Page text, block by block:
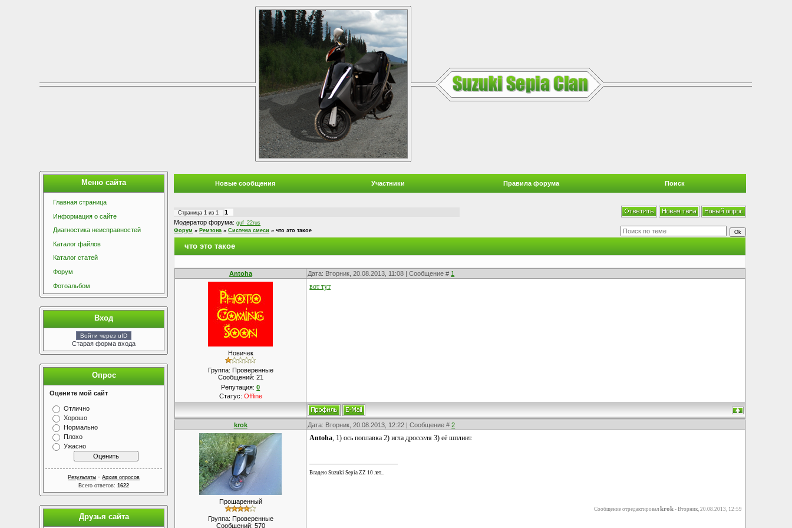
Меню сайта
Главная страница
Информация о сайте
Диагностика неисправностей
Каталог файлов
Каталог статей
Форум
Фотоальбом
Вход
Войти через uID
Старая форма входа
Опрос
Оцените мой сайт
Отлично
Хорошо
Нормально
Плохо
Ужасно
Результаты -Архив опросов
Всего ответов:1622
Друзья сайта
Новые сообщения Участники Правила форума Поиск
Страница1 из1
1
Модератор форума:guf_22rus
Форум » Ремзона » Система смеси » что это такое
что это такое
Antoha Дата: Вторник, 20.08.2013, 11:08 | Сообщение # 1
Новичек
Группа: Проверенные
Сообщений: 21
Репутация:0
Статус: Offline
вот тут
krok Дата: Вторник, 20.08.2013, 12:22 | Сообщение #2
Прошаренный
Группа: Проверенные
Сообщений: 570
Antoha, 1) ось поплавка 2) игла дросселя 3) её шплинт.
Владею Suzuki Sepia ZZ 10 лет...
Сообщение отредактировалkrok -Вторник, 20.08.2013, 12:59